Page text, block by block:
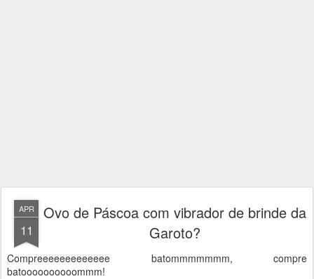
APR
11
Ovo de Páscoa com vibrador de brinde da
Garoto?
Compreeeeeeeeeeeee batommmmmmm, compre
batoooooooooommm!